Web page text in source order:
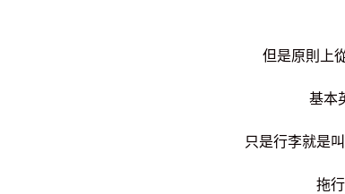
但是原則上
基本
只是行李就是
拖